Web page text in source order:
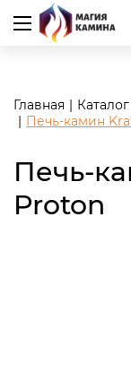
<meta
Главная Каталог
Печь-камин
Печь-
Proton